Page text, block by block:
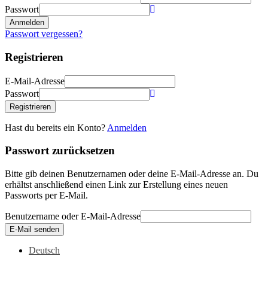
Passwort
Anmelden
Passwort vergessen?
Registrieren
E-Mail-Adresse
Passwort
Registrieren
Hast du bereits ein Konto? Anmelden
Passwort zurücksetzen
Bitte gib deinen Benutzernamen oder deine E-Mail-Adresse an. Du
erhältst anschließend einen Link zur Erstellung eines neuen
Passworts per E-Mail.
Benutzername oder E-Mail-Adresse
E-Mail senden
Deutsch